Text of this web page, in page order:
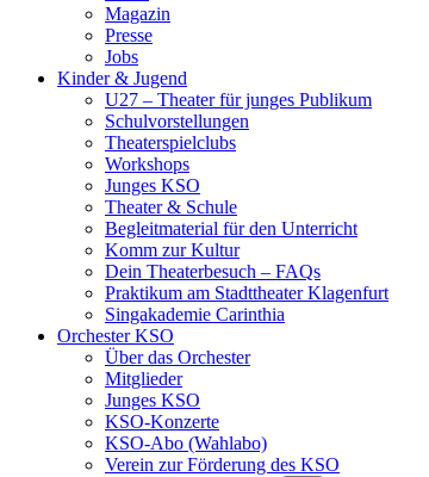
Magazin
Presse
Jobs
Kinder & Jugend
U27 – Theater für junges Publikum
Schulvorstellungen
Theaterspielclubs
Workshops
Junges KSO
Theater & Schule
Begleitmaterial für den Unterricht
Komm zur Kultur
Dein Theaterbesuch – FAQs
Praktikum am Stadttheater Klagenfurt
Singakademie Carinthia
Orchester KSO
Über das Orchester
Mitglieder
Junges KSO
KSO-Konzerte
KSO-Abo (Wahlabo)
Verein zur Förderung des KSO